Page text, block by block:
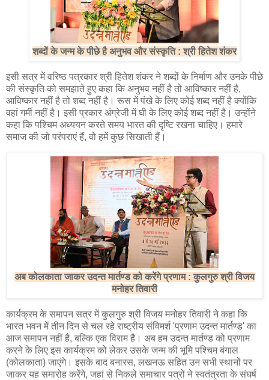
शब्दों के जन्म के पीछे है अनुभव और संस्कृति : श्री हितेश शंकर
इसी सत्र में वरिष्ठ पत्रकार श्री हितेश शंकर ने शब्दों के निर्माण और उनके पीछे
की संस्कृति को समझाते हुए कहा कि अनुभव नहीं है तो आविष्कार नहीं है,
आविष्कार नहीं है तो शब्द नहीं है। रूस में पंखे के लिए कोई शब्द नहीं है क्योंकि
वहां गर्मी नहीं है। इसी प्रकार अंग्रेजी में घी के लिए कोई शब्द नहीं है। उन्होंने
कहा कि पश्चिम अध्ययन करते समय भारत की दृष्टि रखना चाहिए। हमारे
समाज की जो परंपराएं हैं, वो हमें कुछ सिखाती हैं।
अब कोलकाता जाकर उदन्त मार्तण्ड को करेंगे प्रणाम : कुलगुरु श्री विजय
मनोहर तिवारी
कार्यक्रम के समापन सत्र में कुलगुरु श्री विजय मनोहर तिवारी ने कहा कि
भारत भवन में तीन दिन से चल रहे राष्ट्रीय संविमर्श 'प्रणाम उदन्त मार्तण्ड' का
आज समापन नहीं है, बल्कि एक विराम है। अब हम उदन्त मार्तण्ड को प्रणाम
करने के लिए इस कार्यक्रम को लेकर उसके जन्म की भूमि पश्चिम बंगाल
(कोलकाता) जाएंगे। इसके बाद बनारस, लखनऊ सहित उन सभी स्थानों पर
जाकर यह समारोह करेंगे, जहां से निकले समाचार पत्रों ने स्वतंत्रता के संघर्ष